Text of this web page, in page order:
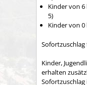
Kinder von 6
5)
Kinder von 0
Kinder,
erhalten
Sofortzuschlag